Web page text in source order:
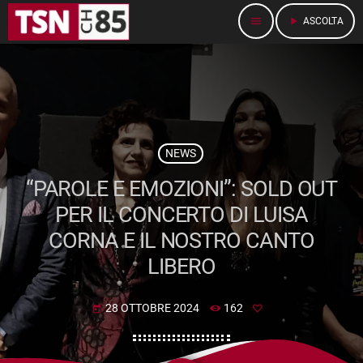
menu play_arrow ASCOLTA
NEWS
“PAROLE E EMOZIONI”: SOLD OUT
PER IL CONCERTO DI LUISA
CORNA E IL NOSTRO CANTO
LIBERO
today 28 OTTOBRE 2024 162